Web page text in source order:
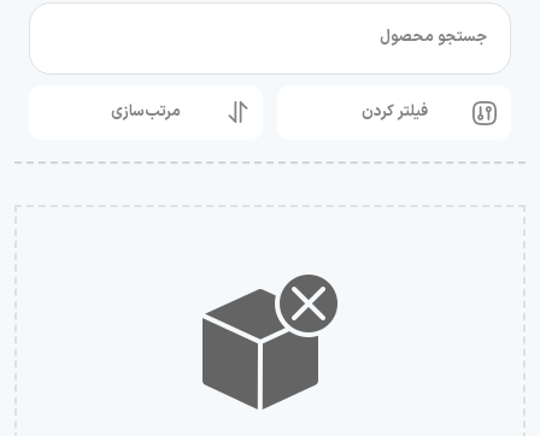
جستجو محصول
فیلتر کردن مرتب‌سازی